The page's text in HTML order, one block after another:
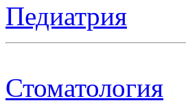
Педиатрия
Стоматология